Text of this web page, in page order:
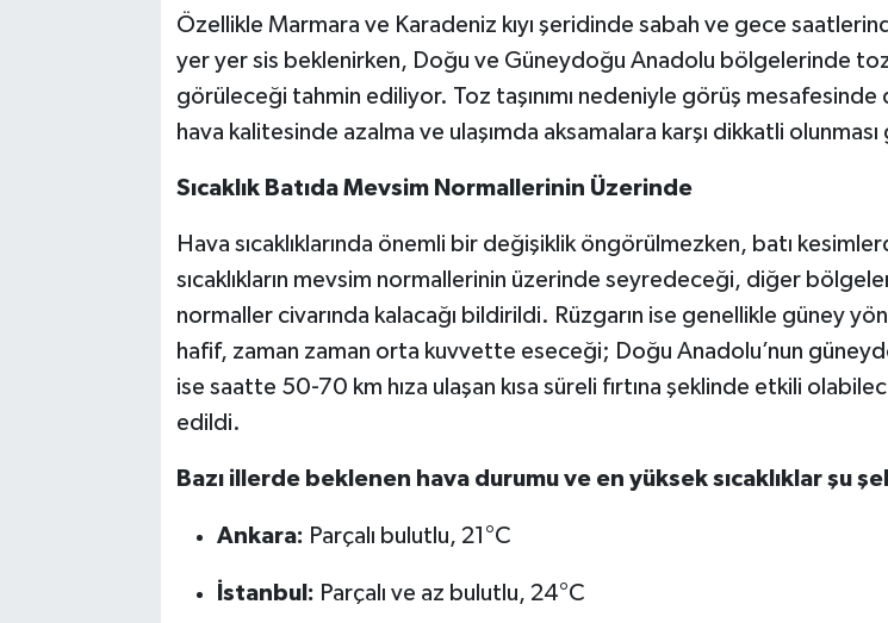
Özellikle Marmara ve Karadeniz kıyı şeridinde sabah ve gece
yer yer sis beklenirken, Doğu ve Güneydoğu Anadolu bölgelerinde toz
görüleceği tahmin ediliyor. Toz taşınımı nedeniyle görüş mesafesinde
hava kalitesinde azalma ve ulaşımda aksamalara karşı dikkatli
Sıcaklık Batıda Mevsim Normallerinin Üzerinde
Hava sıcaklıklarında önemli bir değişiklik öngörülmezken, batı
sıcaklıkların mevsim normallerinin üzerinde seyredeceği, diğer
normaller civarında kalacağı bildirildi. Rüzgarın ise genellikle güney
hafif, zaman zaman orta kuvvette eseceği; Doğu Anadolu’nun
ise saatte 50-70 km hıza ulaşan kısa süreli fırtına şeklinde etkili
edildi.
Bazı illerde beklenen hava durumu ve en yüksek sıcaklıklar şu
Ankara: Parçalı bulutlu, 21°C
İstanbul: Parçalı ve az bulutlu, 24°C